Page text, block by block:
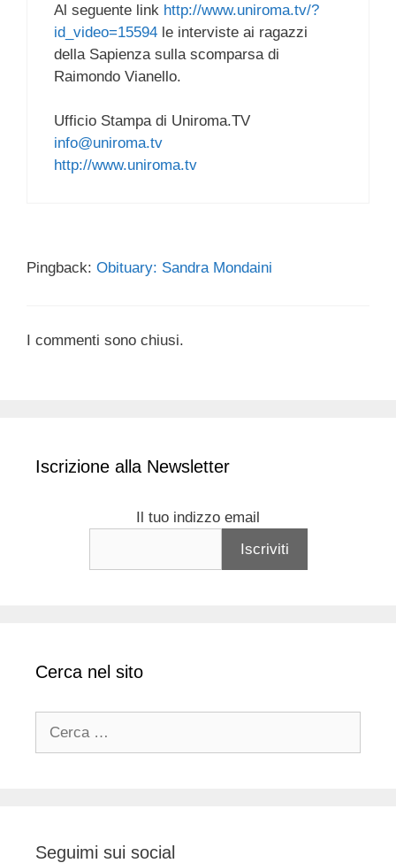
Al seguente link http://www.uniroma.tv/?
id_video=15594 le interviste ai ragazzi
della Sapienza sulla scomparsa di
Raimondo Vianello.
Ufficio Stampa di Uniroma.TV
info@uniroma.tv
http://www.uniroma.tv
Pingback: Obituary: Sandra Mondaini
I commenti sono chiusi.
Iscrizione alla Newsletter
Il tuo indizzo email
Cerca nel sito
Seguimi sui social